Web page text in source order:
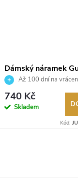
Dámský náramek
JUBB06246JWYGS
Až 100 dní na
Autorizovaný prodejce.
740 Kč
Skladem
Kód: